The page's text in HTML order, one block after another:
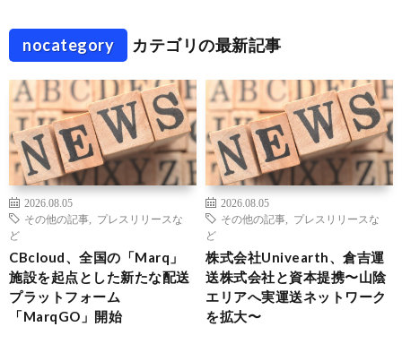
nocategory カテゴリの最新記事
2026.08.05
その他の記事
プレスリリースな
ど
CBcloud、全国の「Marq」
施設を起点とした新たな配送
プラットフォーム
「MarqGO」開始
2026.08.05
その他の記事
プレスリリースな
ど
株式会社Univearth、倉吉運
送株式会社と資本提携〜山陰
エリアへ実運送ネットワーク
を拡大〜